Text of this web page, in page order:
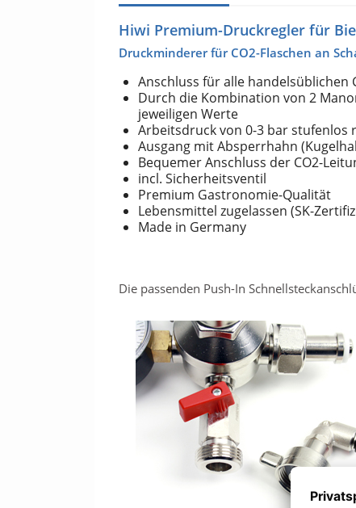
Hiwi Premium-Druckregler für
Druckminderer für CO2-Flaschen an
Anschluss für alle handelsüblichen
Durch die Kombination von 2
jeweiligen Werte
Arbeitsdruck von 0-3 bar stufenlos
Ausgang mit Absperrhahn
Bequemer Anschluss der CO2-
incl. Sicherheitsventil
Premium Gastronomie-Qualität
Lebensmittel zugelassen (SK-
Made in Germany
Die passenden Push-In